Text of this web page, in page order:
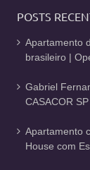
POSTS
Apartamento
brasileiro |
Gabriel
CASACOR
Apartamento
House com